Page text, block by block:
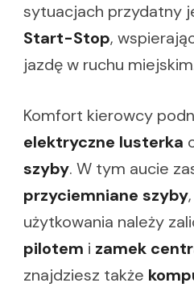
sytuacjach przydatny
Start-Stop,
jazdę w ruchu
Komfort kierowcy
elektryczne lusterka
szyby. W tym aucie
przyciemniane szyby
użytkowania należy
pilotem i zamek
znajdziesz także